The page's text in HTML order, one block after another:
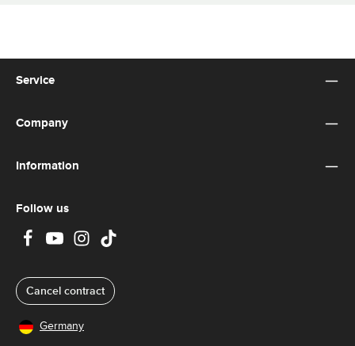
Service
Company
Information
Follow us
Cancel contract
Germany